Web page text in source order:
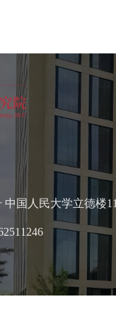
国人民大学立德楼